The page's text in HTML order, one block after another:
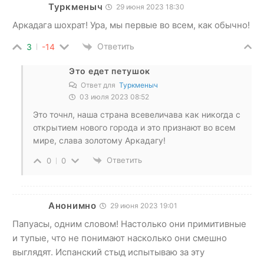
Туркменыч 29 июня 2023 18:30
Аркадага шохрат! Ура, мы первые во всем, как обычно!
3 -14 Ответить
Это едет петушок
Ответ для Туркменыч
03 июля 2023 08:52
Это точнл, наша страна всевеличава как никогда с
открытием нового города и это признают во всем
мире, слава золотому Аркадагу!
0 0 Ответить
Анонимно 29 июня 2023 19:01
Папуасы, одним словом! Настолько они примитивные
и тупые, что не понимают насколько они смешно
выглядят. Испанский стыд испытываю за эту